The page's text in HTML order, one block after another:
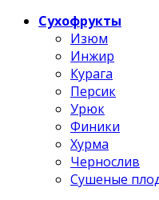
Сухофрукты
Изюм
Инжир
Курага
Персик
Урюк
Финики
Хурма
Чернослив
Сушеные